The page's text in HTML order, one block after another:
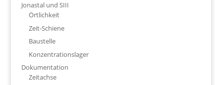
Jonastal und SIII
Örtlichkeit
Zeit-Schiene
Baustelle
Konzentrationslager
Dokumentation
Zeitachse